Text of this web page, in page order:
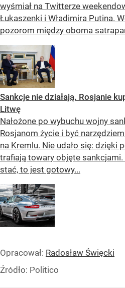
wyśmiał na Twitterze
Łukaszenki i Władimira Putina.
pozorom między oboma
Sankcje nie działają. Rosjanie
Litwę
Nałożone po wybuchu wojny
Rosjanom życie i być
na Kremlu. Nie udało się: dzięki
trafiają towary objęte sankcjami.
stać, to jest gotowy...
Opracował: Radosław Święcki
Źródło: Politico